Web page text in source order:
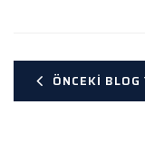
ÖNCEKI